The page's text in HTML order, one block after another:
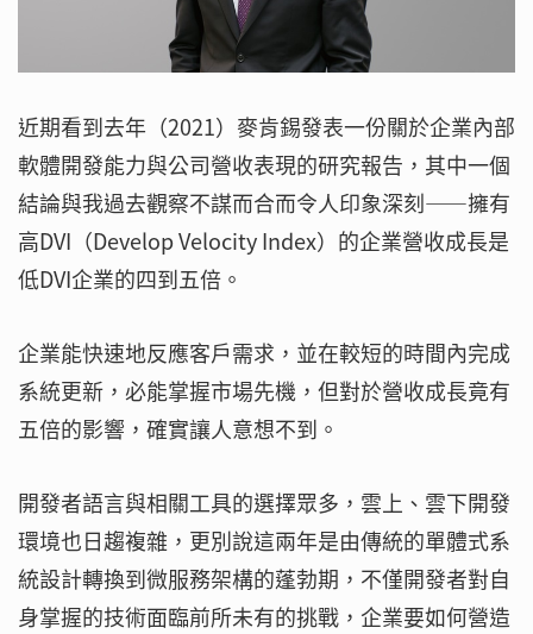
近期看到去年（2021）麥肯錫發表一份關於企業內部
軟體開發能力與公司營收表現的研究報告，其中一個
結論與我過去觀察不謀而合而令人印象深刻——擁有
高DVI（Develop Velocity Index）的企業營收成長是
低DVI企業的四到五倍。
企業能快速地反應客戶需求，並在較短的時間內完成
系統更新，必能掌握市場先機，但對於營收成長竟有
五倍的影響，確實讓人意想不到。
開發者語言與相關工具的選擇眾多，雲上、雲下開發
環境也日趨複雜，更別說這兩年是由傳統的單體式系
統設計轉換到微服務架構的蓬勃期，不僅開發者對自
身掌握的技術面臨前所未有的挑戰，企業要如何營造